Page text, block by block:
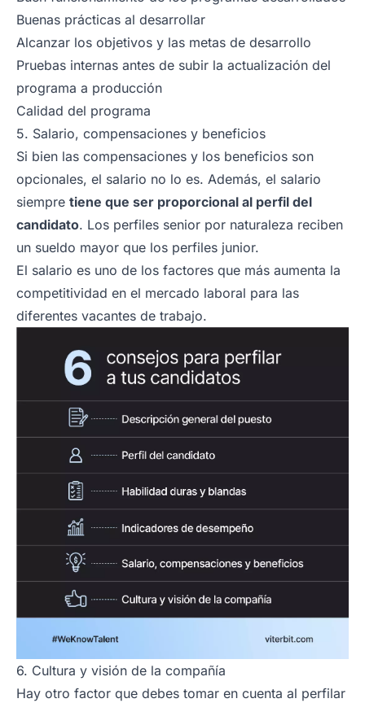
Buenas prácticas al desarrollar
Alcanzar los objetivos y las metas de desarrollo
Pruebas internas antes de subir la actualización del
programa a producción
Calidad del programa
5. Salario, compensaciones y beneficios
Si bien las compensaciones y los beneficios son
opcionales, el salario no lo es. Además, el salario
siempre tiene que ser proporcional al perfil del
candidato. Los perfiles senior por naturaleza reciben
un sueldo mayor que los perfiles junior.
El salario es uno de los factores que más aumenta la
competitividad en el mercado laboral para las
diferentes vacantes de trabajo.
6. Cultura y visión de la compañía
Hay otro factor que debes tomar en cuenta al perfilar